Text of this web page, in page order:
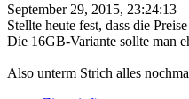
September 29, 2015, 23:24:13
Stellte heute fest, dass die
Die 16GB-Variante sollte man
Also unterm Strich alles